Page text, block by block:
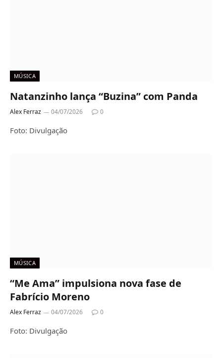
MÚSICA
Natanzinho lança “Buzina” com Panda
Alex Ferraz 04/07/2026 0
Foto: Divulgação
MÚSICA
“Me Ama” impulsiona nova fase de
Fabrício Moreno
Alex Ferraz 04/07/2026 0
Foto: Divulgação